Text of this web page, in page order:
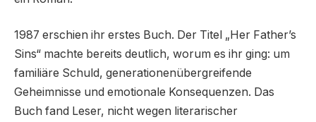
1987 erschien ihr erstes Buch. Der Titel „Her Father’s
Sins“ machte bereits deutlich, worum es ihr ging: um
familiäre Schuld, generationenübergreifende
Geheimnisse und emotionale Konsequenzen. Das
Buch fand Leser, nicht wegen literarischer